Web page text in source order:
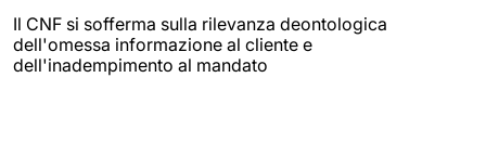
Il CNF si sofferma sulla rilevanza deontologica
dell'omessa informazione al cliente e
dell'inadempimento al mandato